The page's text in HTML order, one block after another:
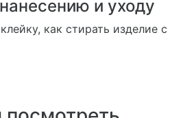
и уходу